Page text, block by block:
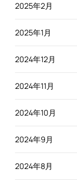
2025年2月
2025年1月
2024年12月
2024年11月
2024年10月
2024年9月
2024年8月